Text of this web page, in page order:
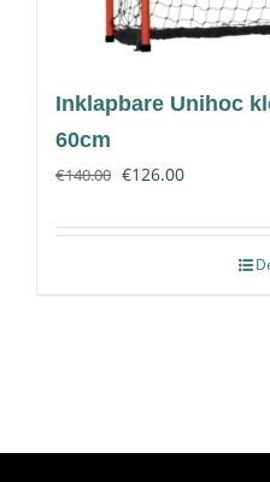
Inklapbare Unihoc
60cm
€140.00 €126.00